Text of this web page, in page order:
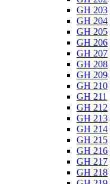
GH 203
GH 204
GH 205
GH 206
GH 207
GH 208
GH 209
GH 210
GH 211
GH 212
GH 213
GH 214
GH 215
GH 216
GH 217
GH 218